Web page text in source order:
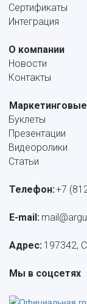
Сертификаты
Интеграция
О компании
Новости
Контакты
Буклеты
Презентации
Видеоролики
Статьи
Телефон:+7
E-mail:
Адрес: 197342,
Мы в соцсетях